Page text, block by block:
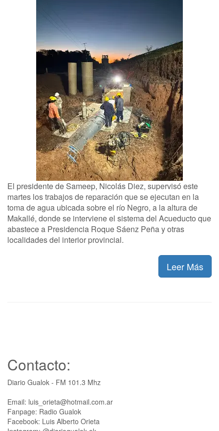
El presidente de Sameep, Nicolás Diez, supervisó este
martes los trabajos de reparación que se ejecutan en la
toma de agua ubicada sobre el río Negro, a la altura de
Makallé, donde se interviene el sistema del Acueducto que
abastece a Presidencia Roque Sáenz Peña y otras
localidades del interior provincial.
Leer Más
Contacto:
Diario Gualok - FM 101.3 Mhz
Email: luis_orieta@hotmail.com.ar
Fanpage: Radio Gualok
Facebook: Luis Alberto Orieta